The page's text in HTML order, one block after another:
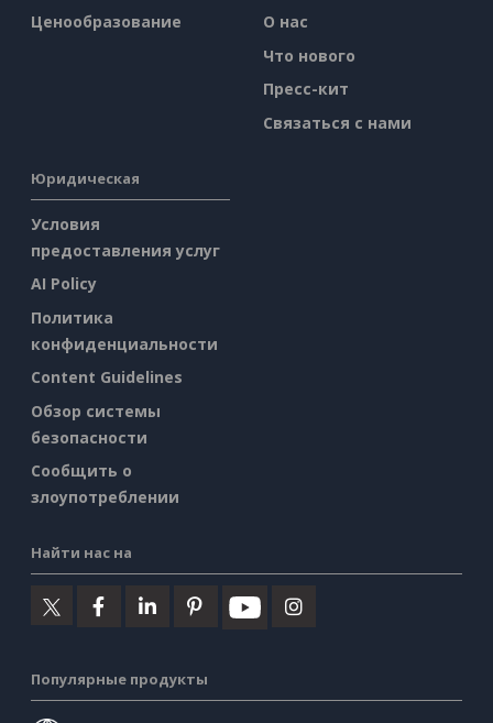
Ценообразование
О нас
Что нового
Пресс-кит
Связаться с нами
Юридическая
Условия
предоставления услуг
AI Policy
Политика
конфиденциальности
Content Guidelines
Обзор системы
безопасности
Сообщить о
злоупотреблении
Найти нас на
Популярные продукты